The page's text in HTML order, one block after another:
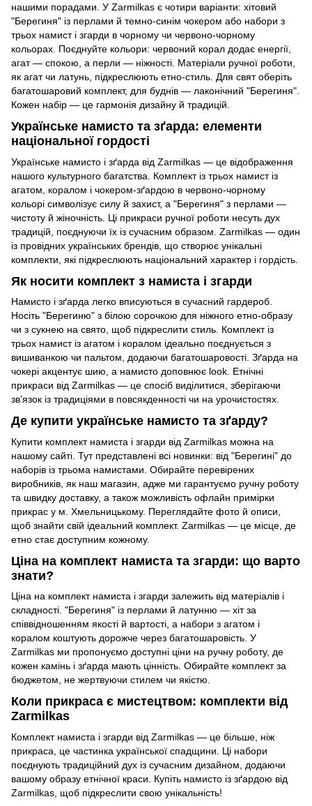
нашими порадами. У Zarmilkas є чотири варіанти: хітовий
"Берегиня" із перлами й темно-синім чокером або набори з
трьох намист і згарди в чорному чи червоно-чорному
кольорах. Поєднуйте кольори: червоний корал додає енергії,
агат — спокою, а перли — ніжності. Матеріали ручної роботи,
як агат чи латунь, підкреслюють етно-стиль. Для свят оберіть
багатошаровий комплект, для буднів — лаконічний "Берегиня".
Кожен набір — це гармонія дизайну й традицій.
Українське намисто та зґарда: елементи
національної гордості
Українське намисто і зґарда від Zarmilkas — це відображення
нашого культурного багатства. Комплект із трьох намист із
агатом, коралом і чокером-зґардою в червоно-чорному
кольорі символізує силу й захист, а "Берегиня" з перлами —
чистоту й жіночність. Ці прикраси ручної роботи несуть дух
традицій, поєднуючи їх із сучасним образом. Zarmilkas — один
із провідних українських брендів, що створює унікальні
комплекти, які підкреслюють національний характер і гордість.
Як носити комплект з намиста і згарди
Намисто і зґарда легко вписуються в сучасний гардероб.
Носіть "Берегиню" з білою сорочкою для ніжного етно-образу
чи з сукнею на свято, щоб підкреслити стиль. Комплект із
трьох намист із агатом і коралом ідеально поєднується з
вишиванкою чи пальтом, додаючи багатошаровості. Зґарда на
чокері акцентує шию, а намисто доповнює look. Етнічні
прикраси від Zarmilkas — це спосіб виділитися, зберігаючи
зв’язок із традиціями в повсякденності чи на урочистостях.
Де купити українське намисто та зґарду?
Купити комплект намиста і згарди від Zarmilkas можна на
нашому сайті. Тут представлені всі новинки: від "Берегині" до
наборів із трьома намистами. Обирайте перевірених
виробників, як наш магазин, адже ми гарантуємо ручну роботу
та швидку доставку, а також можливість офлайн примірки
прикрас у м. Хмельницькому. Переглядайте фото й описи,
щоб знайти свій ідеальний комплект. Zarmilkas — це місце, де
етно стає доступним кожному.
Ціна на комплект намиста та згарди: що варто
знати?
Ціна на комплект намиста і згарди залежить від матеріалів і
складності. "Берегиня" із перлами й латунню — хіт за
співвідношенням якості й вартості, а набори з агатом і
коралом коштують дорожче через багатошаровість. У
Zarmilkas ми пропонуємо доступні ціни на ручну роботу, де
кожен камінь і зґарда мають цінність. Обирайте комплект за
бюджетом, не жертвуючи стилем чи якістю.
Коли прикраса є мистецтвом: комплекти від
Zarmilkas
Комплект намиста і згарди від Zarmilkas — це більше, ніж
прикраса, це частинка української спадщини. Ці набори
поєднують традиційний дух із сучасним дизайном, додаючи
вашому образу етнічної краси. Купіть намисто із зґардою від
Zarmilkas, щоб підкреслити свою унікальність!